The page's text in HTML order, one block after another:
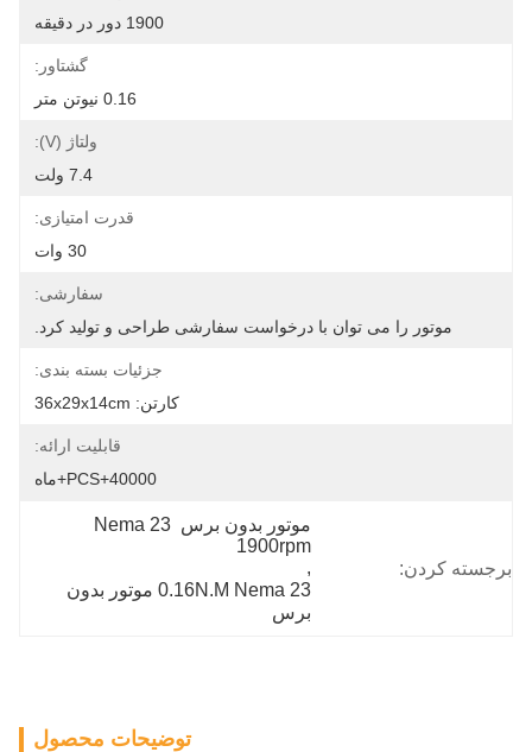
1900 دور در دقیقه
گشتاور:
0.16 نیوتن متر
ولتاژ (V):
7.4 ولت
قدرت امتیازی:
30 وات
سفارشی:
موتور را می توان با درخواست سفارشی طراحی و تولید کرد.
جزئیات بسته بندی:
کارتن: 36x29x14cm
قابلیت ارائه:
40000+PCS+ماه
برجسته کردن:
موتور بدون برس Nema 23
1900rpm
,
0.16N.M Nema 23 موتور بدون
برس
توضیحات محصول